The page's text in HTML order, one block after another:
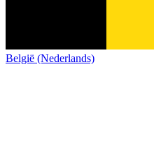
België (Nederlands)